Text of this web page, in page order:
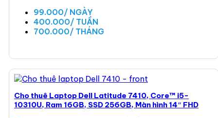
99.000/ NGÀY
400.000/ TUẦN
700.000/ THÁNG
Cho thuê Laptop Dell Latitude 7410, Core™ i5-
10310U, Ram 16GB, SSD 256GB, Màn hình 14″ FHD